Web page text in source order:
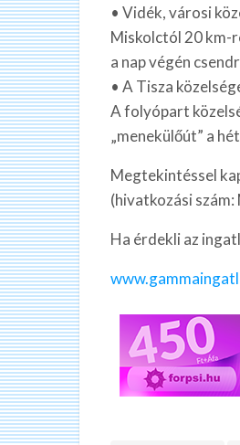
• Vidék, városi
Miskolctól 20 km-
a nap végén
• A Tisza
A folyópart
„menekülőút” a
Megtekintéssel
(hivatkozási
Ha érdekli az